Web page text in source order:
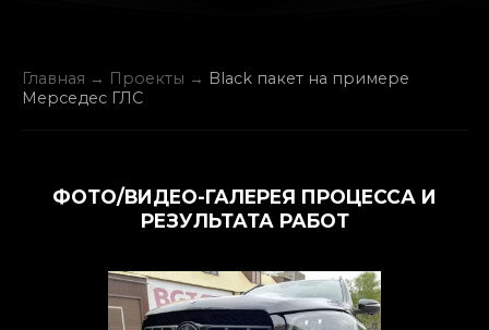
Главная → Проекты → Black пакет на примере
Мерседес ГЛС
ФОТО/ВИДЕО-ГАЛЕРЕЯ ПРОЦЕССА И
РЕЗУЛЬТАТА РАБОТ